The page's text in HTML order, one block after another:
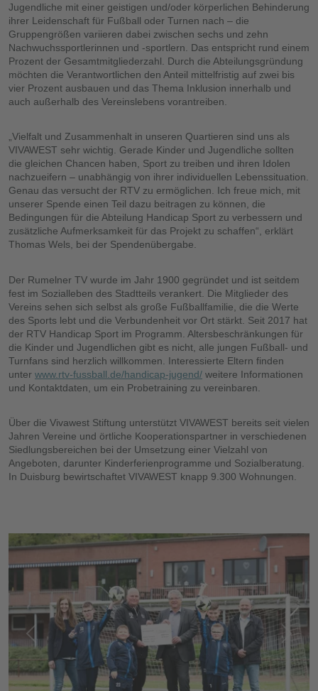
Jugendliche mit einer geistigen und/oder körperlichen Behinderung
ihrer Leidenschaft für Fußball oder Turnen nach – die
Gruppengrößen variieren dabei zwischen sechs und zehn
Nachwuchssportlerinnen und -sportlern. Das entspricht rund einem
Prozent der Gesamtmitgliederzahl. Durch die Abteilungsgründung
möchten die Verantwortlichen den Anteil mittelfristig auf zwei bis
vier Prozent ausbauen und das Thema Inklusion innerhalb und
auch außerhalb des Vereinslebens vorantreiben.
„Vielfalt und Zusammenhalt in unseren Quartieren sind uns als
VIVAWEST sehr wichtig. Gerade Kinder und Jugendliche sollten
die gleichen Chancen haben, Sport zu treiben und ihren Idolen
nachzueifern – unabhängig von ihrer individuellen Lebenssituation.
Genau das versucht der RTV zu ermöglichen. Ich freue mich, mit
unserer Spende einen Teil dazu beitragen zu können, die
Bedingungen für die Abteilung Handicap Sport zu verbessern und
zusätzliche Aufmerksamkeit für das Projekt zu schaffen“, erklärt
Thomas Wels, bei der Spendenübergabe.
Der Rumelner TV wurde im Jahr 1900 gegründet und ist seitdem
fest im Sozialleben des Stadtteils verankert. Die Mitglieder des
Vereins sehen sich selbst als große Fußballfamilie, die die Werte
des Sports lebt und die Verbundenheit vor Ort stärkt. Seit 2017 hat
der RTV Handicap Sport im Programm. Altersbeschränkungen für
die Kinder und Jugendlichen gibt es nicht, alle jungen Fußball- und
Turnfans sind herzlich willkommen. Interessierte Eltern finden
unter www.rtv-fussball.de/handicap-jugend/ weitere Informationen
und Kontaktdaten, um ein Probetraining zu vereinbaren.
Über die Vivawest Stiftung unterstützt VIVAWEST bereits seit vielen
Jahren Vereine und örtliche Kooperationspartner in verschiedenen
Siedlungsbereichen bei der Umsetzung einer Vielzahl von
Angeboten, darunter Kinderferienprogramme und Sozialberatung.
In Duisburg bewirtschaftet VIVAWEST knapp 9.300 Wohnungen.
Vorherige